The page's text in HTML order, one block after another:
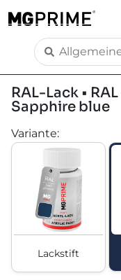
RAL-Lack •
Sapphire blue
Variante:
Lackstift